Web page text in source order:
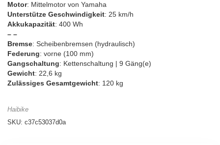
Motor: Mittelmotor von Yamaha
Unterstütze Geschwindigkeit: 25 km/h
Akkukapazität: 400 Wh
– –
Bremse: Scheibenbremsen (hydraulisch)
Federung: vorne (100 mm)
Gangschaltung: Kettenschaltung | 9 Gäng(e)
Gewicht: 22,6 kg
Zulässiges Gesamtgewicht: 120 kg
Haibike
SKU: c37c53037d0a